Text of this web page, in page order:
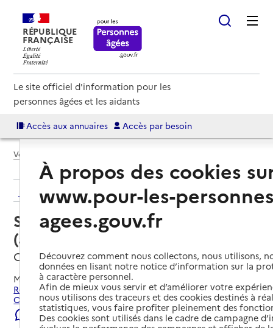
RÉPUBLIQUE
FRANÇAISE
Le site officiel d'information pour les
personnes âgées et les aidants
Accès aux annuaires Accès par besoin
Voir le fil d’Ariane
Retour aux résultats de l'annuaire
Service autonomie à domicile
(aide et soins) – Services du CIAS
Carcassonne, AUDE
Mis à jour le08/08/2026
Rechercher les établissements et services autour de
Carcassonne.
Signaler une erreur
À propos des cookies
www.pour-les-
agees.gouv.fr
Découvrez comment nous collectons, nous utilisons,
données en lisant notre notice d’information sur la
à caractère personnel.
Afin de mieux vous servir et d’améliorer votre
nous utilisons des traceurs et des cookies destinés à
statistiques, vous faire profiter pleinement des
Des cookies sont utilisés dans le cadre de campagne